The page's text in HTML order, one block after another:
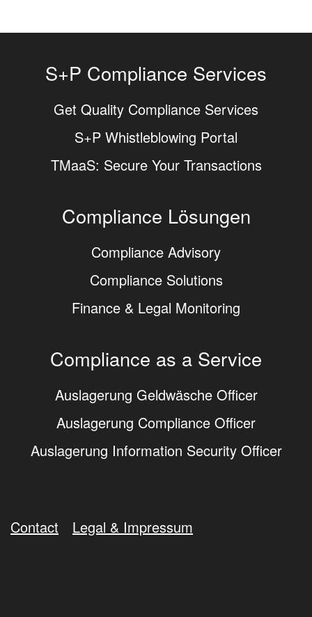
S+P Compliance Services
Get Quality Compliance Services
S+P Whistleblowing Portal
TMaaS: Secure Your Transactions
Compliance Lösungen
Compliance Advisory
Compliance Solutions
Finance & Legal Monitoring
Compliance as a Service
Auslagerung Geldwäsche Officer
Auslagerung Compliance Officer
Auslagerung Information Security Officer
Contact Legal & Impressum